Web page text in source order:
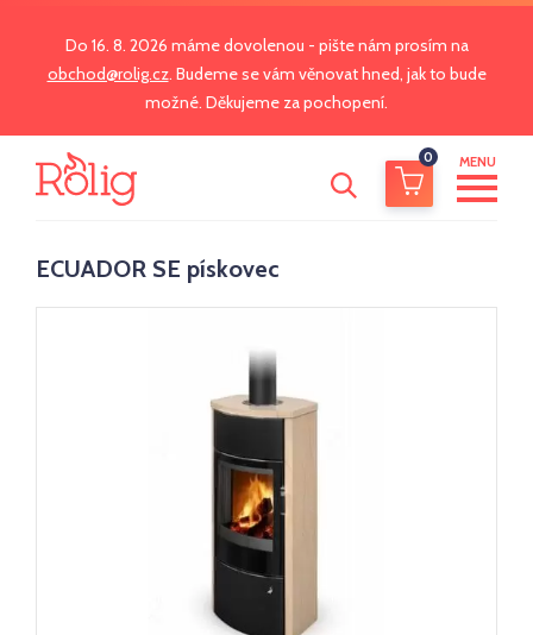
Do 16. 8. 2026 máme dovolenou - pište nám prosím na
obchod@rolig.cz. Budeme se vám věnovat hned, jak to bude
možné. Děkujeme za pochopení.
0 MENU
ECUADOR SE pískovec